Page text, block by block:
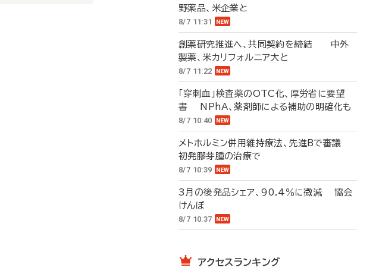
野薬品、米企業と
8/7 11:31
創薬研究推進へ、共同契約を締結 中外
製薬、米カリフォルニア大と
8/7 11:22
「穿刺血」検査薬のOTC化、厚労省に要望
書 NPhA、薬剤師による補助の明確化も
8/7 10:40
メトホルミン併用維持療法、先進Bで審議
初発膠芽腫の治療で
8/7 10:39
3月の後発品シェア、90.4％に微減 協会
けんぽ
8/7 10:37
アクセスランキング